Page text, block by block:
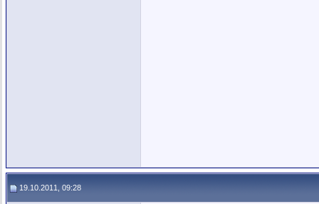
19.10.2011, 09:28